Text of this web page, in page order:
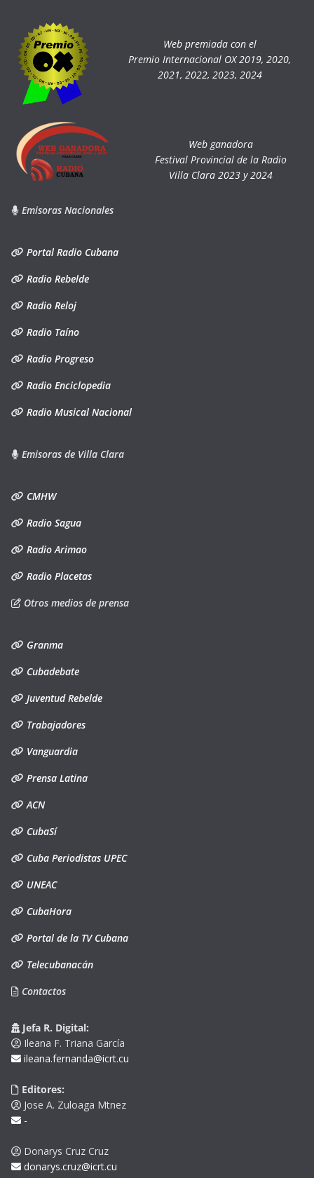
Web premiada con el
Premio Internacional OX 2019, 2020,
2021, 2022, 2023, 2024
Web ganadora
Festival Provincial de la Radio
Villa Clara 2023 y 2024
Emisoras Nacionales
Portal Radio Cubana
Radio Rebelde
Radio Reloj
Radio Taíno
Radio Progreso
Radio Enciclopedia
Radio Musical Nacional
Emisoras de Villa Clara
CMHW
Radio Sagua
Radio Arimao
Radio Placetas
Otros medios de prensa
Granma
Cubadebate
Juventud Rebelde
Trabajadores
Vanguardia
Prensa Latina
ACN
CubaSí
Cuba Periodistas UPEC
UNEAC
CubaHora
Portal de la TV Cubana
Telecubanacán
Contactos
Jefa R. Digital:
Ileana F. Triana García
ileana.fernanda@icrt.cu
Editores:
Jose A. Zuloaga Mtnez
-
Donarys Cruz Cruz
donarys.cruz@icrt.cu